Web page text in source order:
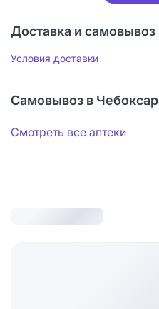
Доставка и самовывоз
Условия доставки
Самовывоз в
Смотреть все аптеки